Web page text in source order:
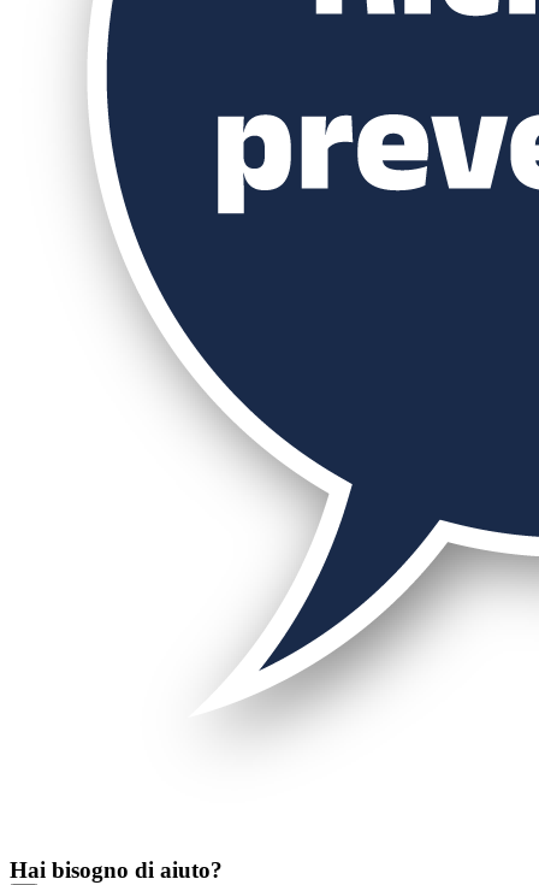
Hai bisogno di aiuto?